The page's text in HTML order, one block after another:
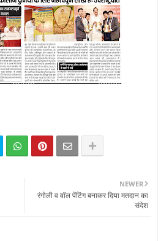
NEWER
रंगोली व वॉल पेंटिंग बनाकर दिया मतदान का
संदेश